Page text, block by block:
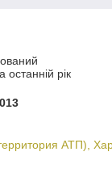
останній рік
АТП),